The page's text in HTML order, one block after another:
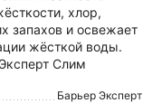
хлор,
запахов и освежает
жёсткой воды.
Слим
Барьер Эксперт